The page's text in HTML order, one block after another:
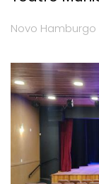
Novo